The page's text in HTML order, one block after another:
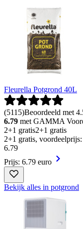
Fleurella Potgrond 40L
(5115)Beoordeeld met
6.79 met GAMMA
2+1 gratis2+1 gratis
2+1 gratis,
6.79
Prijs: 6.79 euro
Bekijk alles in potgrond